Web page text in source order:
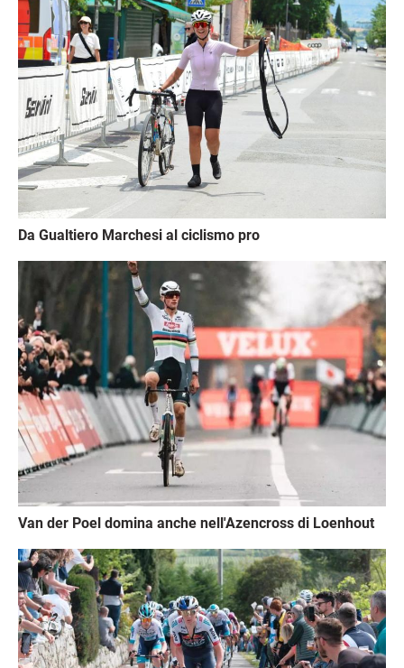
Da Gualtiero Marchesi al ciclismo pro
Van der Poel domina anche nell'Azencross di Loenhout
Immagine